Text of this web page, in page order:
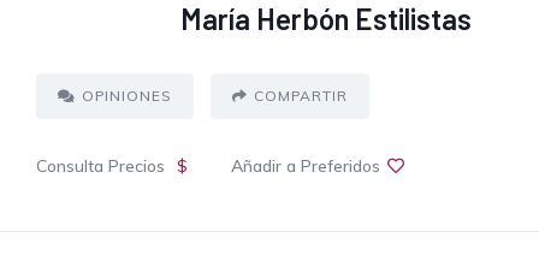
María Herbón Estilistas
OPINIONES COMPARTIR
Consulta Precios $ Añadir a Preferidos